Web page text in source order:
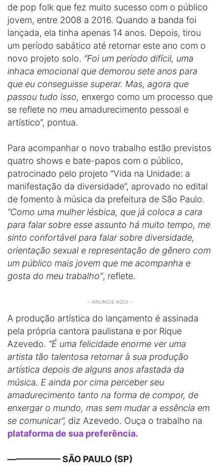
de pop folk que fez muito sucesso com o público
jovem, entre 2008 a 2016. Quando a banda foi
lançada, ela tinha apenas 14 anos. Depois, tirou
um período sabático até retornar este ano com o
novo projeto solo. “Foi um período difícil, uma
inhaca emocional que demorou sete anos para
que eu conseguisse superar. Mas, agora que
passou tudo isso, enxergo como um processo que
se reflete no meu amadurecimento pessoal e
artístico”, pontua.
Para acompanhar o novo trabalho estão previstos
quatro shows e bate-papos com o público,
patrocinado pelo projeto “Vida na Unidade: a
manifestação da diversidade”, aprovado no edital
de fomento à música da prefeitura de São Paulo.
“Como uma mulher lésbica, que já coloca a cara
para falar sobre esse assunto há muito tempo, me
sinto confortável para falar sobre diversidade,
orientação sexual e representação de gênero com
um público mais jovem que me acompanha e
gosta do meu trabalho”, reflete.
- ANUNCIE AQUI -
A produção artística do lançamento é assinada
pela própria cantora paulistana e por Rique
Azevedo. “É uma felicidade enorme ver uma
artista tão talentosa retornar à sua produção
artística depois de alguns anos afastada da
música. E ainda por cima perceber seu
amadurecimento tanto na forma de compor, de
enxergar o mundo, mas sem mudar a essência em
se comunicar”, diz Azevedo. Ouça o trabalho na
plataforma de sua preferência.
—————— SÃO PAULO (SP)